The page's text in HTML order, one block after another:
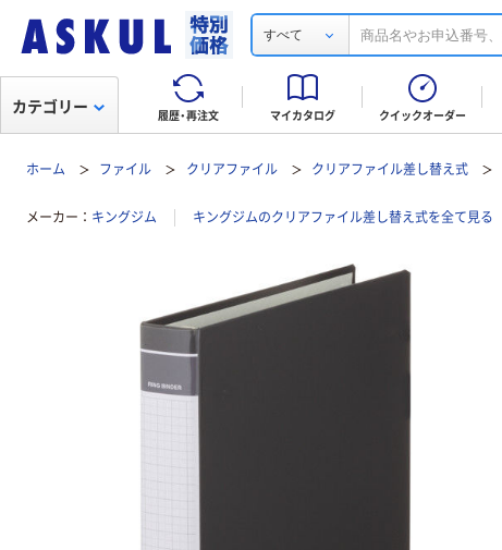
すべて
履歴・再注文 マイカタログ クイックオーダー
カテゴリー
ホーム ファイル クリアファイル クリアファイル差し替え式
メーカー キングジム キングジムのクリアファイル差し替え式を全て見る